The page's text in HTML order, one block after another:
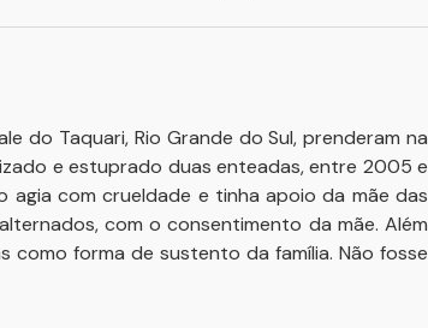
do Taquari, Rio Grande do Sul, prenderam na
e estuprado duas enteadas, entre 2005 e
agia com crueldade e tinha apoio da mãe das
com o consentimento da mãe. Além
como forma de sustento da família. Não fosse